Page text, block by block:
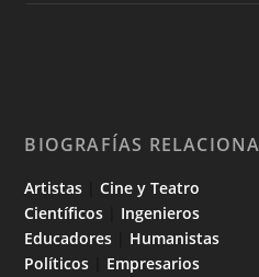
BIOGRAFÍAS
Artistas |Cine y Teatro
Científicos
Ingenieros
Educadores
Humanistas
Políticos
Empresarios